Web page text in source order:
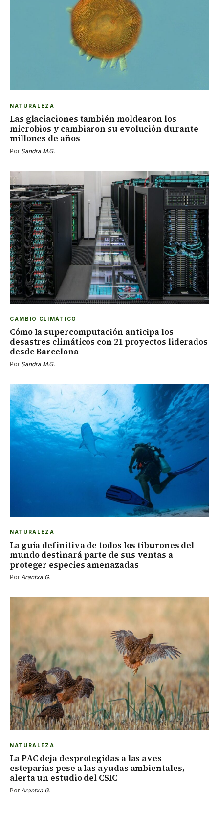
NATURALEZA
Las glaciaciones también moldearon los
microbios y cambiaron su evolución durante
millones de años
Por Sandra M.G.
CAMBIO CLIMÁTICO
Cómo la supercomputación anticipa los
desastres climáticos con 21 proyectos liderados
desde Barcelona
Por Sandra M.G.
NATURALEZA
La guía definitiva de todos los tiburones del
mundo destinará parte de sus ventas a
proteger especies amenazadas
Por Arantxa G.
NATURALEZA
La PAC deja desprotegidas a las aves
esteparias pese a las ayudas ambientales,
alerta un estudio del CSIC
Por Arantxa G.